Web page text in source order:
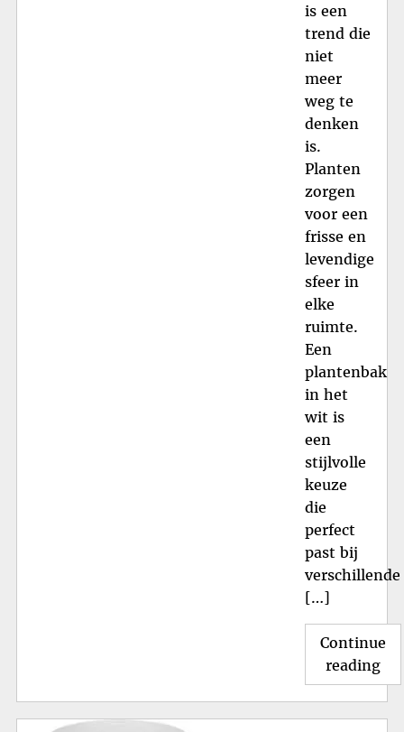
is een
trend die
niet
meer
weg te
denken
is.
Planten
zorgen
voor een
frisse en
levendige
sfeer in
elke
ruimte.
Een
plantenbak
in het
wit is
een
stijlvolle
keuze
die
perfect
past bij
verschillende
[…]
Continue
reading